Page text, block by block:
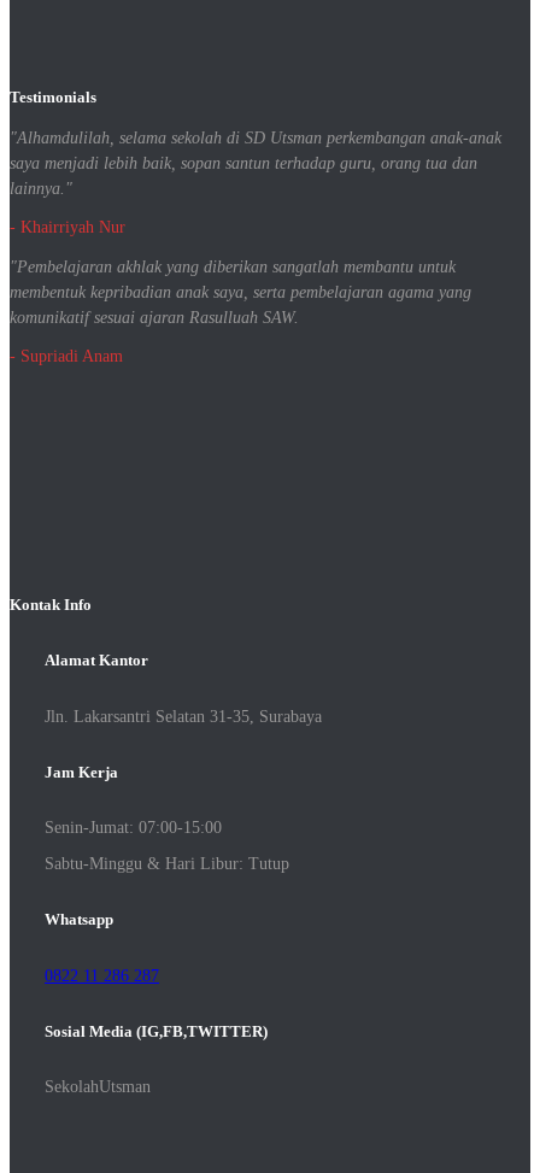
Testimonials
"Alhamdulilah, selama sekolah di SD Utsman perkembangan anak-anak
saya menjadi lebih baik, sopan santun terhadap guru, orang tua dan
lainnya."
- Khairriyah Nur
"Pembelajaran akhlak yang diberikan sangatlah membantu untuk
membentuk kepribadian anak saya, serta pembelajaran agama yang
komunikatif sesuai ajaran Rasulluah SAW.
- Supriadi Anam
Kontak Info
Alamat Kantor
Jln. Lakarsantri Selatan 31-35, Surabaya
Jam Kerja
Senin-Jumat: 07:00-15:00
Sabtu-Minggu & Hari Libur: Tutup
Whatsapp
0822 11 286 287
Sosial Media (IG,FB,TWITTER)
SekolahUtsman